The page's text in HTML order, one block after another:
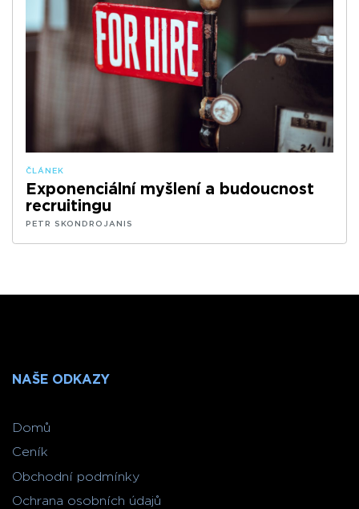
ČLÁNEK
Exponenciální myšlení a budoucnost
recruitingu
PETR SKONDROJANIS
NAŠE ODKAZY
Domů
Ceník
Obchodní podmínky
Ochrana osobních údajů